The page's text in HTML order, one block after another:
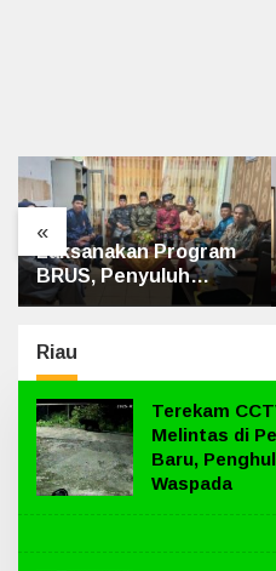
«
Laksanakan Program
BRUS, Penyuluh
Agama Islam Sungai
Riau
Terekam
Melintas di
Baru,
Waspada